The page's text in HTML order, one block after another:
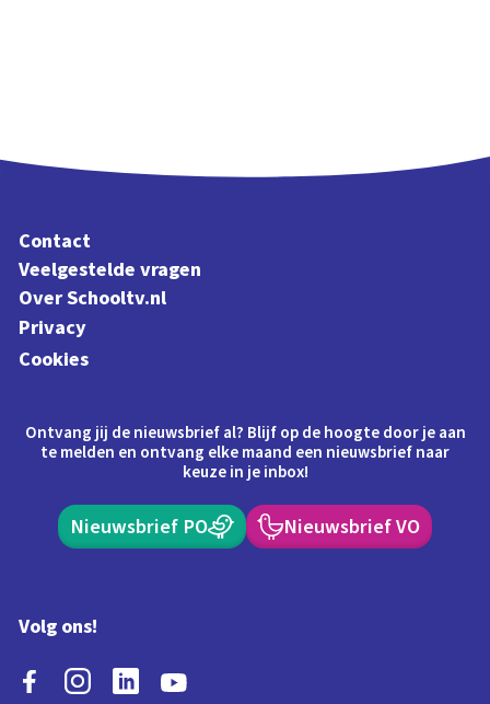
Contact
Veelgestelde vragen
Over Schooltv.nl
Privacy
Cookies
Ontvang jij de nieuwsbrief al? Blijf op de hoogte door je aan
te melden en ontvang elke maand een nieuwsbrief naar
keuze in je inbox!
Nieuwsbrief PO Nieuwsbrief VO
Volg ons!